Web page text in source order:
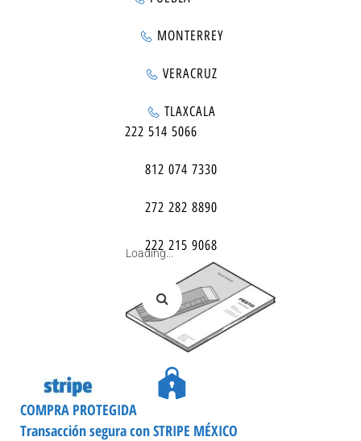
MONTERREY
VERACRUZ
TLAXCALA
222 514 5066
812 074 7330
272 282 8890
222 215 9068
Loading...
Transacción segura con STRIPE MÉXICO
COMPRA PROTEGIDA